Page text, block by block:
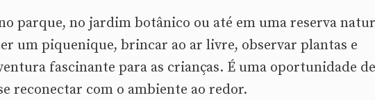
parque, no jardim botânico ou até em uma reserva
um piquenique, brincar ao ar livre, observar plantas e
fascinante para as crianças. É uma oportunidade
reconectar com o ambiente ao redor.